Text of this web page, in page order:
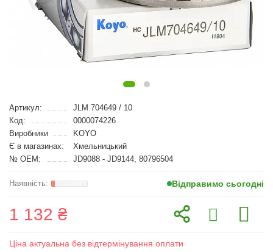
Артикул:
JLM 704649 / 10
Код:
0000074226
Виробники
KOYO
Є в магазинах:
Хмельницький
№ OEM:
JD9088 - JD9144, 80796504
Відправимо сьогодні
1 132 ₴
Ціна актуальна без відтермінування оплати